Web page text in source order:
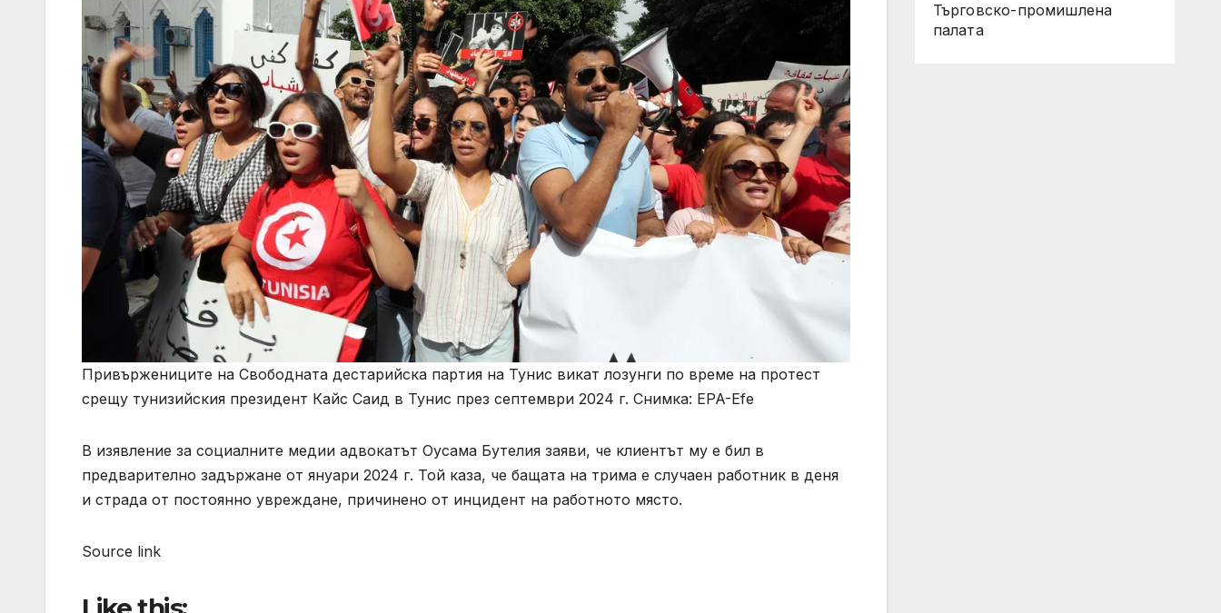
Привържениците на Свободната дестарийска партия на Тунис викат лозунги по време на протест
срещу тунизийския президент Кайс Саид в Тунис през септември 2024 г. Снимка: EPA-Efe
В изявление за социалните медии адвокатът Оусама Бутелия заяви, че клиентът му е бил в
предварително задържане от януари 2024 г. Той каза, че бащата на трима е случаен работник в деня
и страда от постоянно увреждане, причинено от инцидент на работното място.
Source link
Търговско-промишлена
палaта